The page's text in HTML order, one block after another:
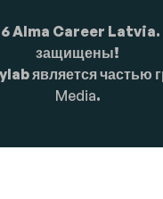
Alma Career Latvia.
защищены!
является частью
Media.